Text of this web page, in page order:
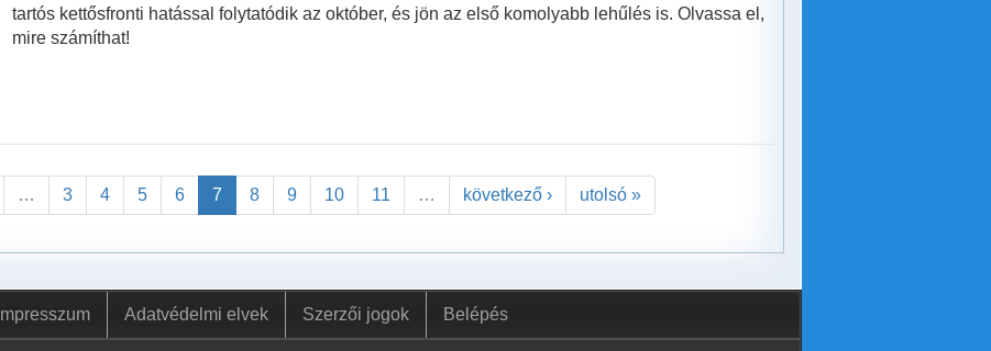
tartós kettősfronti hatással folytatódik az október, és jön az első komolyabb lehűlés is. Olvassa el,
mire számíthat!
… 3 4 5 6 7 8 9 10 11 … következő › utolsó »
Impresszum Adatvédelmi elvek Szerzői jogok Belépés